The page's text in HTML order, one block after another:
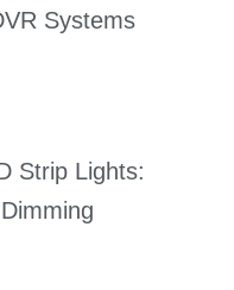
Systems
Strip Lights: